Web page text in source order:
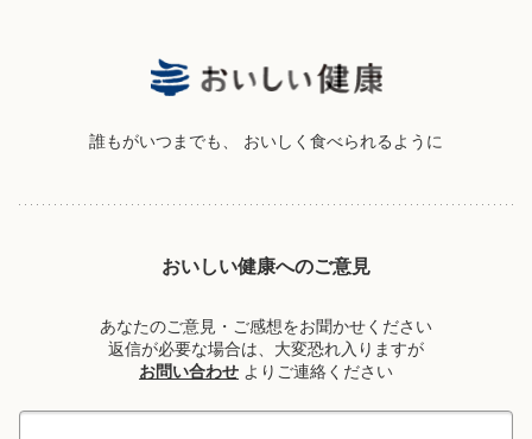
誰もがいつまでも、 おいしく食べられるように
おいしい健康へのご意見
あなたのご意見・ご感想をお聞かせください
返信が必要な場合は、大変恐れ入りますが
お問い合わせ よりご連絡ください